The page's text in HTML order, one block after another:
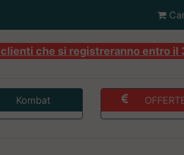
che si registreranno entro il
Kombat